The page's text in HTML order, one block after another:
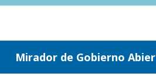
ir a contenido
ir al menú
Mirador de Gobierno